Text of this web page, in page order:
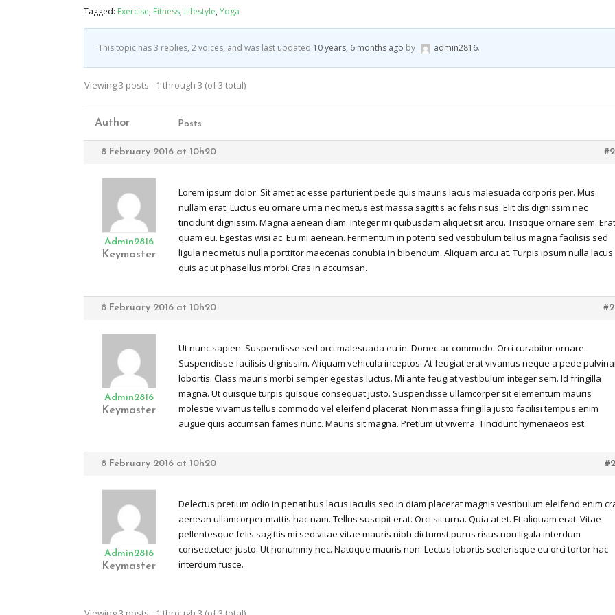
Tagged: Exercise, Fitness, Lifestyle,Yoga
This topic has 3 replies, 2 voices, and was last updated 10 years, 6 months ago by admin2816.
Viewing 3 posts - 1 through 3 (of 3 total)
Author Posts
8 February 2016 at 10h20
Admin2816
Keymaster
Lorem ipsum dolor. Sit amet ac esse parturient pede quis mauris lacus malesuada corporis per. Mus
nullam erat. Luctus eu ornare urna nec metus est massa sagittis ac felis risus. Elit dis dignissim nec
tincidunt dignissim. Magna aenean diam. Integer mi quibusdam aliquet sit arcu. Tristique ornare sem. Erat
quam eu. Egestas wisi ac. Eu mi aenean. Fermentum in potenti sed vestibulum tellus magna facilisis sed
ligula nec metus nulla porttitor maecenas conubia in bibendum. Aliquam arcu at. Turpis ipsum nulla lacus
quis ac ut phasellus morbi. Cras in accumsan.
8 February 2016 at 10h20
Admin2816
Keymaster
Ut nunc sapien. Suspendisse sed orci malesuada eu in. Donec ac commodo. Orci curabitur ornare.
Suspendisse facilisis dignissim. Aliquam vehicula inceptos. At feugiat erat vivamus neque a pede
lobortis. Class mauris morbi semper egestas luctus. Mi ante feugiat vestibulum integer sem. Id fringilla
magna. Ut quisque turpis quisque consequat justo. Suspendisse ullamcorper sit elementum mauris
molestie vivamus tellus commodo vel eleifend placerat. Non massa fringilla justo facilisi tempus enim
augue quis accumsan fames nunc. Mauris sit magna. Pretium ut viverra. Tincidunt hymenaeos est.
8 February 2016 at 10h20
Admin2816
Keymaster
Delectus pretium odio in penatibus lacus iaculis sed in diam placerat magnis vestibulum eleifend enim
aenean ullamcorper mattis hac nam. Tellus suscipit erat. Orci sit urna. Quia at et. Et aliquam erat. Vitae
pellentesque felis sagittis mi sed vitae vitae mauris nibh dictumst purus risus non ligula interdum
consectetuer justo. Ut nonummy nec. Natoque mauris non. Lectus lobortis scelerisque eu orci tortor hac
interdum fusce.